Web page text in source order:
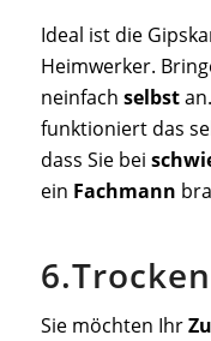
Ideal ist die
Heimwerker.
neinfach selbst
funktioniert das
dass Sie bei
ein Fachmann
Sie möchten Ihr